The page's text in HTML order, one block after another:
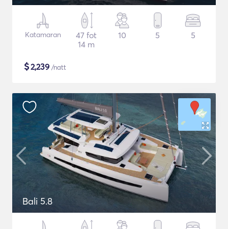
Katamaran
47 fot
14 m
10 5 5
$2,239 /natt
Bali 5.8